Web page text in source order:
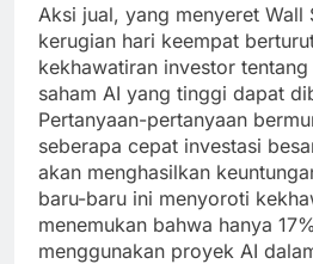
Aksi jual, yang menyeret Wall
kerugian hari keempat
kekhawatiran investor
saham AI yang tinggi dapat
Pertanyaan-pertanyaan
seberapa cepat investasi
akan menghasilkan
baru-baru ini menyoroti
menemukan bahwa hanya
menggunakan proyek AI